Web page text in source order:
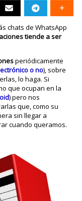
chats de WhatsApp
tiende a ser
periódicamente
o no), sobre
lo haga. Si
que ocupan en la
) pero nos
que, como su
sin llegar a
cuando queramos.